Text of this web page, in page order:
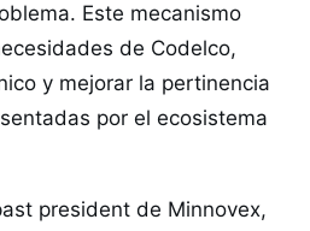
Este mecanismo
de Codelco,
y mejorar la pertinencia
por el ecosistema
president de Minnovex,